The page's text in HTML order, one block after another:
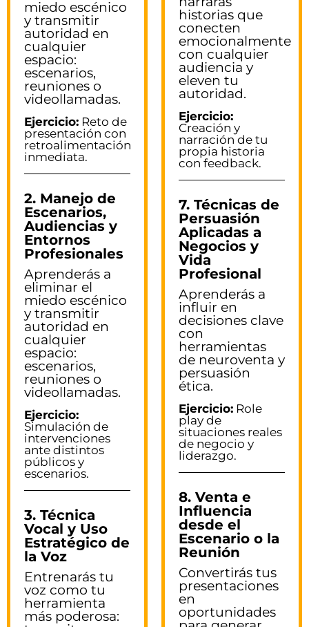
miedo escénico
y transmitir
autoridad en
cualquier
espacio:
escenarios,
reuniones o
videollamadas.
Ejercicio: Reto de
presentación con
retroalimentación
inmediata.
2. Manejo de
Escenarios,
Audiencias y
Entornos
Profesionales
Aprenderás a
eliminar el
miedo escénico
y transmitir
autoridad en
cualquier
espacio:
escenarios,
reuniones o
videollamadas.
Ejercicio:
Simulación de
intervenciones
ante distintos
públicos y
escenarios.
3. Técnica
Vocal y Uso
Estratégico de
la Voz
Entrenarás tu
voz como tu
herramienta
más poderosa:
historias que
conecten
emocionalmente
con cualquier
audiencia y
eleven tu
autoridad.
Ejercicio:
Creación y
narración de tu
propia historia
con feedback.
7. Técnicas de
Persuasión
Aplicadas a
Negocios y
Vida
Profesional
Aprenderás a
influir en
decisiones clave
con
herramientas
de neuroventa y
persuasión
ética.
Ejercicio: Role
play de
situaciones reales
de negocio y
liderazgo.
8. Venta e
Influencia
desde el
Escenario o la
Reunión
Convertirás tus
presentaciones
en
oportunidades